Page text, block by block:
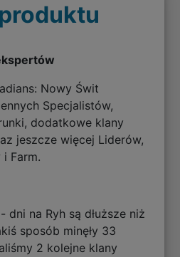
Nowy Świt
Specjalistów,
dodatkowe klany
jeszcze więcej Liderów,
Farm.
dni na Ryh są dłuższe niż
sposób minęły 33
2 kolejne klany